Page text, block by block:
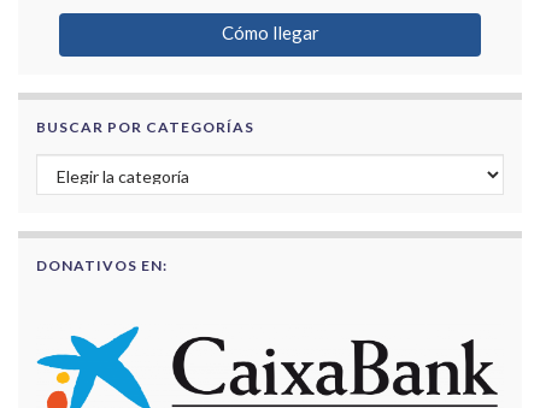
Cómo llegar
BUSCAR POR CATEGORÍAS
Buscar por categorías
DONATIVOS EN: